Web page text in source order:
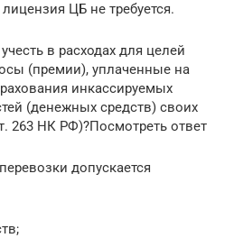
ЦБ не требуется.
в расходах для целей
(премии), уплаченные на
инкассируемых
(денежных средств) своих
263 НК РФ)?Посмотреть ответ
допускается